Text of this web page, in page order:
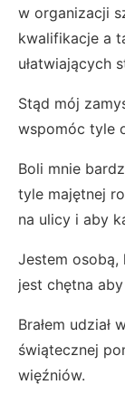
w organizacji
kwalifikacje a
ułatwiających
Stąd mój
wspomóc tyle
Boli mnie
tyle majętnej
na ulicy i aby
Jestem osobą,
jest chętna
Brałem
świątecznej
więźniów.